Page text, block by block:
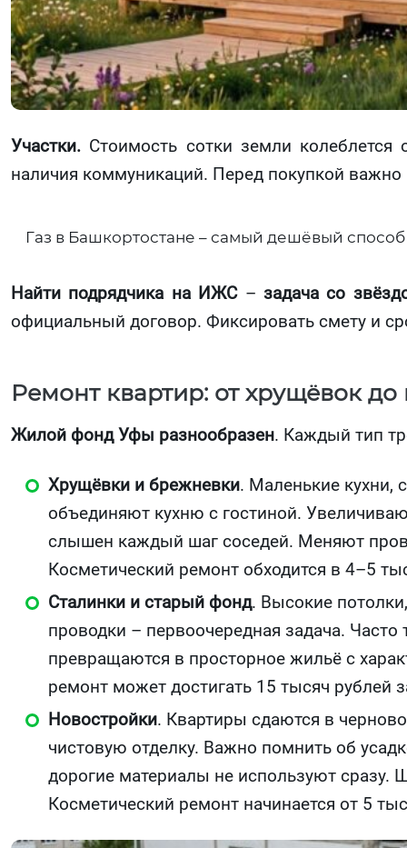
Участки. Стоимость сотки земли
наличия коммуникаций. Перед покупкой
Газ в Башкортостане – самый дешёвый
Найти подрядчика на ИЖС– задача со
официальный договор. Фиксировать смету и
Ремонт квартир: от хрущёвок до
Жилой фонд Уфы разнообразен. Каждый тип
Хрущёвки и брежневки. Маленькие кухни,
объединяют кухню с гостиной.
слышен каждый шаг соседей. Меняют
Косметический ремонт обходится в 4–5
Сталинки и старый фонд. Высокие
проводки – первоочередная задача.
превращаются в просторное жильё с
ремонт может достигать 15 тысяч рублей
Новостройки. Квартиры сдаются в
чистовую отделку. Важно помнить об
дорогие материалы не используют
Косметический ремонт начинается от 5